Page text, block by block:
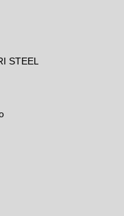
STEEL